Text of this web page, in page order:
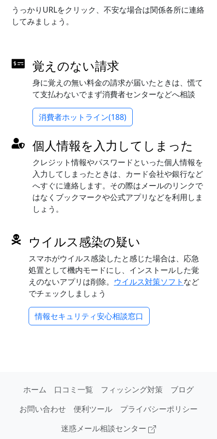
うっかりURLをクリック、不安な場合は関係各所に連絡
してみましょう。
覚えのない請求
身に覚えの無い料金の請求が届いたときは、慌て
て支払わないでまず消費者センターなどへ相談
消費者ホットライン(188)
個人情報を入力してしまった
クレジット情報やパスワードといった個人情報を
入力してしまったときは、カード会社や銀行など
へすぐに連絡します。その際はメールのリンクで
はなくブックマークや公式アプリなどを利用しま
しょう。
ウイルス感染の疑い
スマホがウイルス感染したと感じた場合は、応急
処置として機内モードにし、インストールした覚
えのないアプリは削除。 ウイルス対策ソフト など
でチェックしましょう
情報セキュリティ安心相談窓口
ホーム 口コミ一覧 フィッシング対策
ブログ
お問い合わせ
便利ツール
プライバシーポリシー
迷惑メール相談センター